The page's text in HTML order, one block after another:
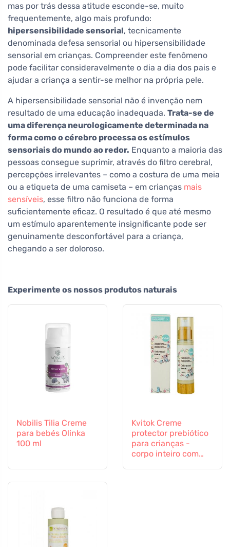
mas por trás dessa atitude esconde-se, muito
frequentemente, algo mais profundo:
hipersensibilidade sensorial, tecnicamente
denominada defesa sensorial ou hipersensibilidade
sensorial em crianças. Compreender este fenômeno
pode facilitar consideravelmente o dia a dia dos pais e
ajudar a criança a sentir-se melhor na própria pele.
A hipersensibilidade sensorial não é invenção nem
resultado de uma educação inadequada. Trata-se de
uma diferença neurologicamente determinada na
forma como o cérebro processa os estímulos
sensoriais do mundo ao redor. Enquanto a maioria das
pessoas consegue suprimir, através do filtro cerebral,
percepções irrelevantes – como a costura de uma meia
ou a etiqueta de uma camiseta – em crianças mais
sensíveis, esse filtro não funciona de forma
suficientemente eficaz. O resultado é que até mesmo
um estímulo aparentemente insignificante pode ser
genuinamente desconfortável para a criança,
chegando a ser doloroso.
Experimente os nossos produtos naturais
Nobilis Tilia Creme
para bebés Olinka
100 ml
Kvitok Creme
protector prebiótico
para crianças -
corpo inteiro com